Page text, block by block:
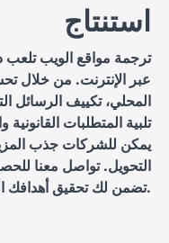
استنتاج
ترجمة مواقع الويب تلعب
عبر الإنترنت. من خلال
تلبية المتطلبات
يمكن للشركات جذب
التحويل. تواصل معنا
تضمن لك تحقيق أهدافك العالمية وزيادة مبيعاتك عبر الإنترنت.